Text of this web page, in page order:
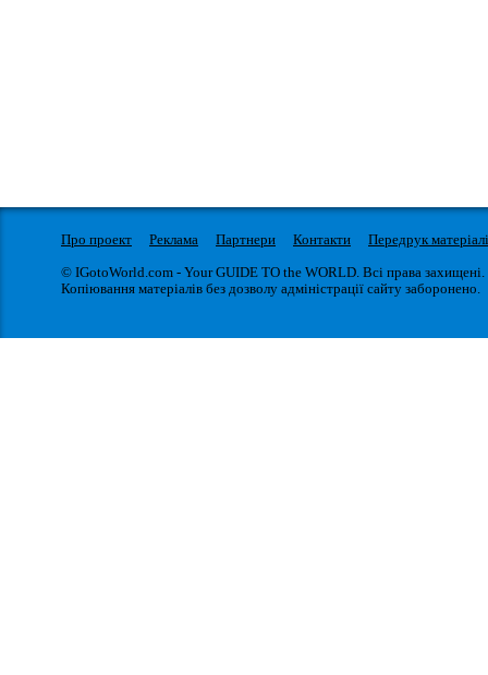
Про проект Реклама Партнери Контакти
Передрук
© IGotoWorld.com - Your GUIDE TO the WORLD. Всі права захищені.
Копіювання матеріалів без дозволу адміністрації сайту заборонено.